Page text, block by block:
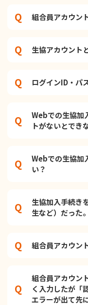
組合員アカウン
生協アカウント
ログインID・パ
Webでの生協加
トがないとでき
Webでの生協加
い？
生協加入手続き
生など）だった
組合員アカウン
組合員アカウン
く入力したが「
エラーが出て先